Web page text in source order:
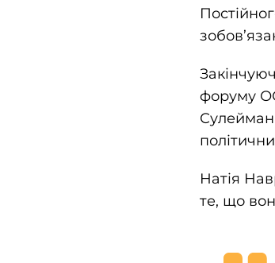
форуму
Сулейман
Натія
те, що